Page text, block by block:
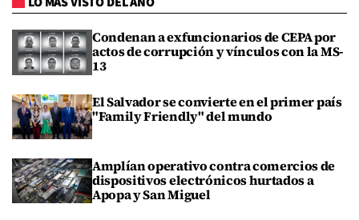
Condenan a exfuncionarios de CEPA por
actos de corrupción y vínculos con la MS-
13
El Salvador se convierte en el primer país
"Family Friendly" del mundo
Amplían operativo contra comercios de
dispositivos electrónicos hurtados a
Apopa y San Miguel